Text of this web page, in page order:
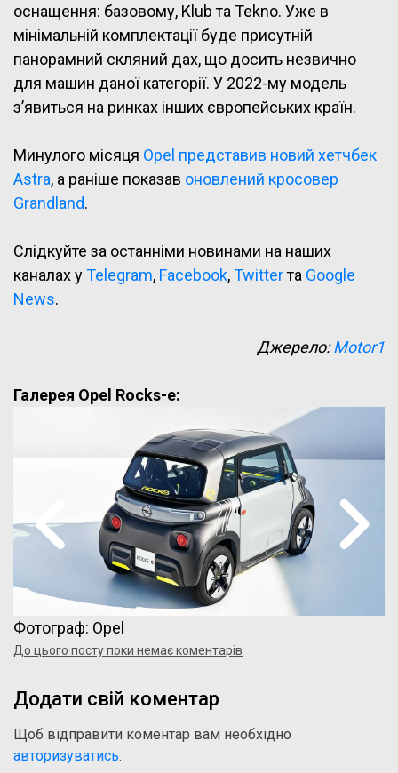
оснащення: базовому, Klub та Tekno. Уже в
мінімальній комплектації буде присутній
панорамний скляний дах, що досить незвично
для машин даної категорії. У 2022-му модель
з’явиться на ринках інших європейських країн.
Минулого місяця Opel представив новий хетчбек
Astra, а раніше показав оновлений кросовер
Grandland.
Слідкуйте за останніми новинами на наших
каналах уTelegram, Facebook,Twitterта Google
News.
Джерело:Motor1
Галерея Opel Rocks-e:
Фотограф: Opel
До цього посту поки немає коментарів
Додати свій коментар
Щоб відправити коментар вам необхідно
авторизуватись.